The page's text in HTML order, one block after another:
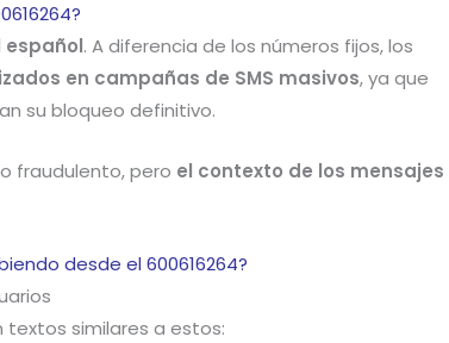
español. A diferencia de los números fijos, los
en campañas de SMS masivos, ya que
su bloqueo definitivo.
fraudulento, pero el contexto de los mensajes
desde el 600616264?
textos similares a estos: